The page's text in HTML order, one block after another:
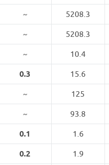
~ 5208.3
~ 5208.3
~ 10.4
0.3 15.6
~ 125
~ 93.8
0.1 1.6
0.2 1.9